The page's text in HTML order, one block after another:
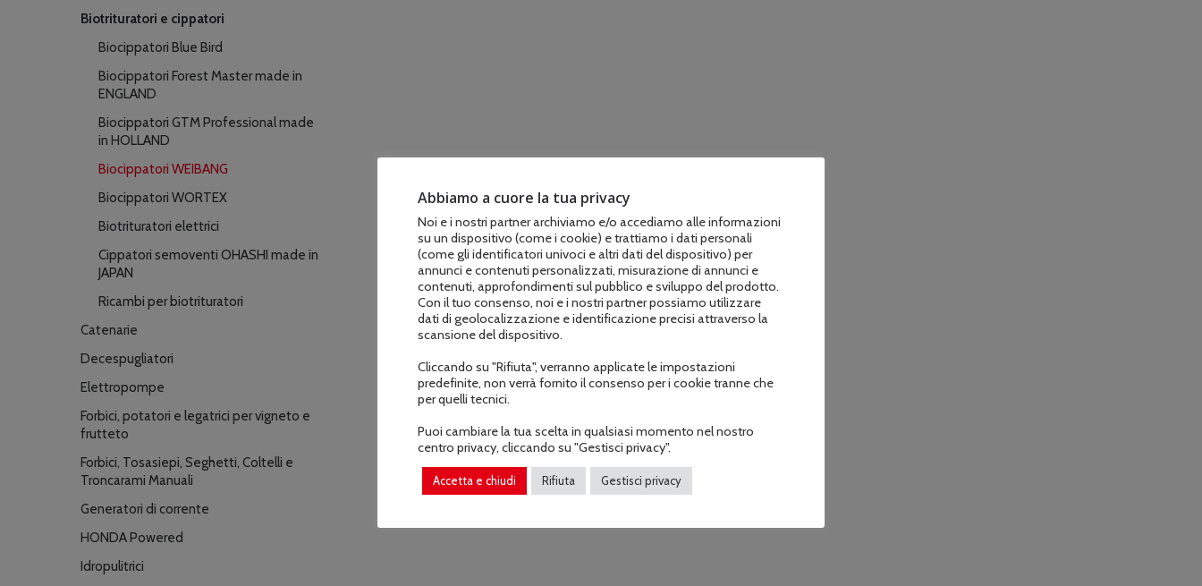
Biotrituratori e cippatori
Biocippatori Blue Bird
Biocippatori Forest Master made in
ENGLAND
Biocippatori GTM Professional made
in HOLLAND
Biocippatori WEIBANG
Biocippatori WORTEX
Biotrituratori elettrici
Cippatori semoventi OHASHI made in
JAPAN
Ricambi per biotrituratori
Catenarie
Decespugliatori
Elettropompe
Forbici, potatori e legatrici per vigneto e
frutteto
Forbici, Tosasiepi, Seghetti, Coltelli e
Troncarami Manuali
Generatori di corrente
HONDA Powered
Idropulitrici
Abbiamo a cuore la tua privacy
Noi e i nostri partner archiviamo e/o accediamo alle informazioni
su un dispositivo (come i cookie) e trattiamo i dati personali
(come gli identificatori univoci e altri dati del dispositivo) per
annunci e contenuti personalizzati, misurazione di annunci e
contenuti, approfondimenti sul pubblico e sviluppo del prodotto.
Con il tuo consenso, noi e i nostri partner possiamo utilizzare
dati di geolocalizzazione e identificazione precisi attraverso la
scansione del dispositivo.
Cliccando su "Rifiuta", verranno applicate le impostazioni
predefinite, non verrà fornito il consenso per i cookie tranne che
per quelli tecnici.
Puoi cambiare la tua scelta in qualsiasi momento nel nostro
centro privacy, cliccando su "Gestisci privacy".
Accetta e chiudi Rifiuta Gestisci privacy